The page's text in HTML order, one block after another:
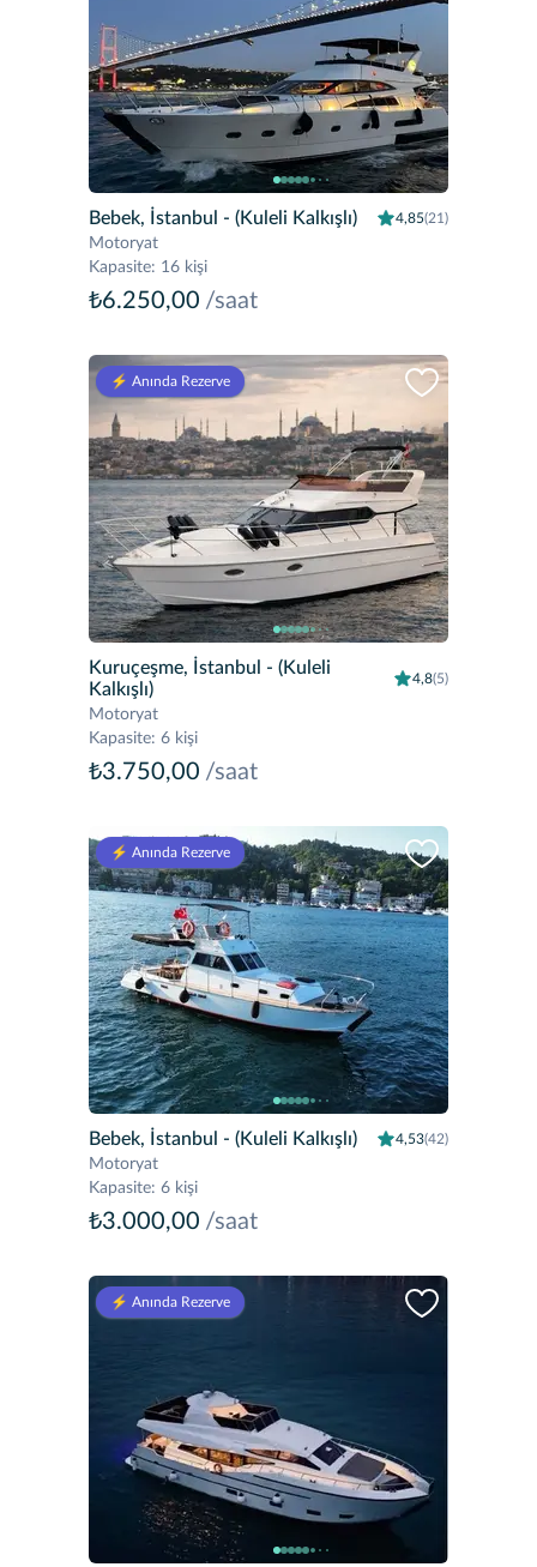
Bebek, İstanbul - (Kuleli Kalkışlı) 4,85(21)
Motoryat
Kapasite: 16 kişi
₺6.250,00 /saat
⚡️ Anında Rezerve
Kuruçeşme, İstanbul
- (Kuleli
Kalkışlı)
4,8(5)
Motoryat
Kapasite: 6 kişi
₺3.750,00 /saat
⚡️ Anında Rezerve
Bebek, İstanbul - (Kuleli Kalkışlı) 4,53(42)
Motoryat
Kapasite: 6 kişi
₺3.000,00 /saat
⚡️ Anında Rezerve